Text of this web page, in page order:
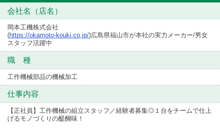
会社名（店名）
岡本工機株式会社
(https://okamoto-kouki.co.jp/)広島県福山市が本社の実力メーカー/男女
スタッフ活躍中
職 種
工作機械部品の機械加工
仕事内容
【正社員】工作機械の組立スタッフ／経験者募集◎１台をチームで仕上
げるモノづくりの醍醐味！